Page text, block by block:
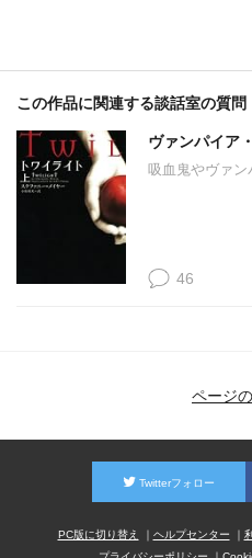
この作品に関連する談話室の質問
ヴァンパイア
吸血鬼やヴァ
46
ページ
Twitterフォロー
PC版に切り替え ヘルプセンター